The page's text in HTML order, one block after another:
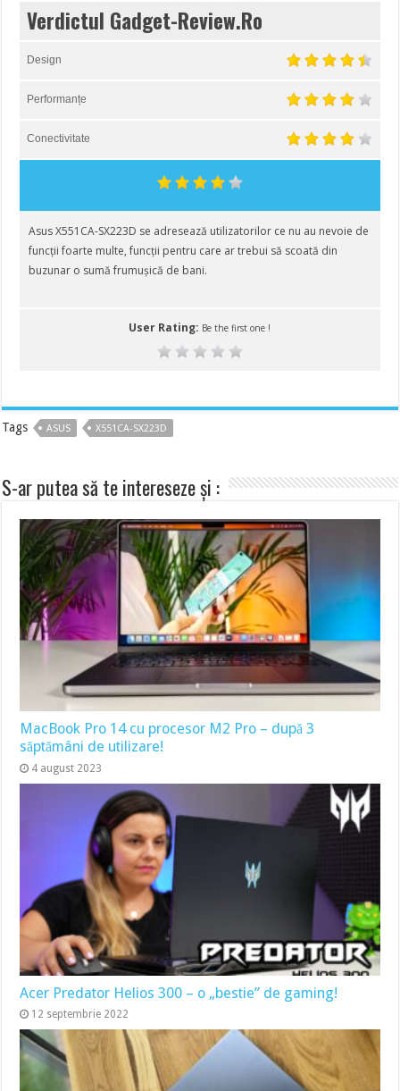
Verdictul Gadget-Review.Ro
Design
Performanțe
Conectivitate
Asus X551CA-SX223D se adresează utilizatorilor ce nu au nevoie de
funcții foarte multe, funcții pentru care ar trebui să scoată din
buzunar o sumă frumușică de bani.
User Rating: Be the first one !
Tags ASUS X551CA-SX223D
S-ar putea să te intereseze și :
MacBook Pro 14 cu procesor M2 Pro – după 3
săptămâni de utilizare!
4 august 2023
Acer Predator Helios 300 – o „bestie” de gaming!
12 septembrie 2022